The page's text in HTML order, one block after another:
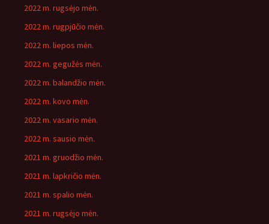
2022 m. rugsėjo mėn.
2022 m. rugpjūčio mėn.
2022 m. liepos mėn.
2022 m. gegužės mėn.
2022 m. balandžio mėn.
2022 m. kovo mėn.
2022 m. vasario mėn.
2022 m. sausio mėn.
2021 m. gruodžio mėn.
2021 m. lapkričio mėn.
2021 m. spalio mėn.
2021 m. rugsėjo mėn.